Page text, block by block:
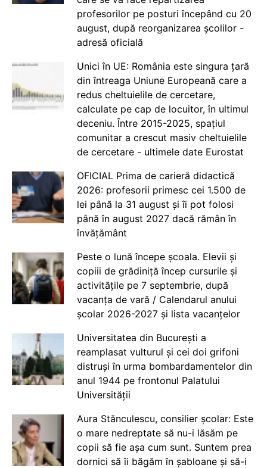
profesorilor pe posturi începând cu 20
august, după reorganizarea școlilor -
adresă oficială
Unici în UE: România este singura țară
din întreaga Uniune Europeană care a
redus cheltuielile de cercetare,
calculate pe cap de locuitor, în ultimul
deceniu. Între 2015-2025, spațiul
comunitar a crescut masiv cheltuielile
de cercetare - ultimele date Eurostat
OFICIAL Prima de carieră didactică
2026: profesorii primesc cei 1.500 de
lei până la 31 august și îi pot folosi
până în august 2027 dacă rămân în
învățământ
Peste o lună începe școala. Elevii și
copiii de grădiniță încep cursurile și
activitățile pe 7 septembrie, după
vacanța de vară / Calendarul anului
școlar 2026-2027 și lista vacanțelor
Universitatea din București a
reamplasat vulturul și cei doi grifoni
distruși în urma bombardamentelor din
anul 1944 pe frontonul Palatului
Universității
Aura Stănculescu, consilier școlar: Este
o mare nedreptate să nu-i lăsăm pe
copii să fie așa cum sunt. Suntem prea
dornici să îi băgăm în șabloane și să-i